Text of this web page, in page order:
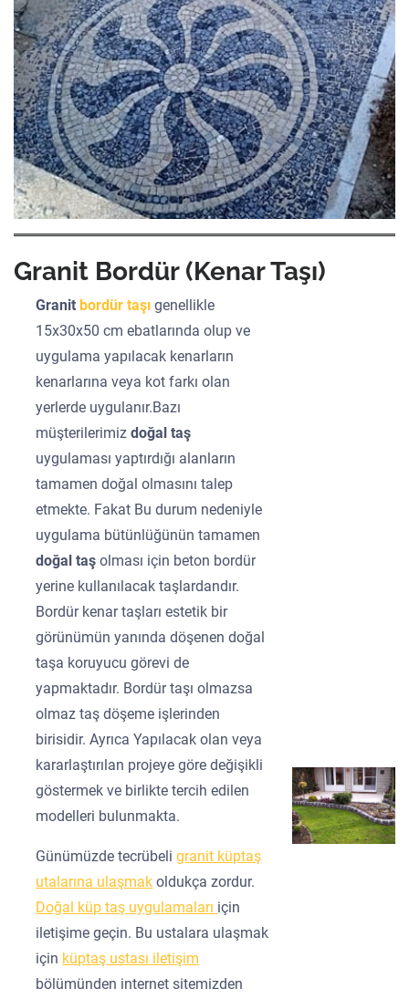
Granit Bordür (Kenar Taşı)
Granitbordür taşı genellikle
15x30x50 cm ebatlarında olup ve
uygulama yapılacak kenarların
kenarlarına veya kot farkı olan
yerlerde uygulanır.Bazı
müşterilerimizdoğal taş
uygulaması yaptırdığı alanların
tamamen doğal olmasını talep
etmekte. Fakat Bu durum nedeniyle
uygulama bütünlüğünün tamamen
doğal taşolması için beton bordür
yerine kullanılacak taşlardandır.
Bordür kenar taşları estetik bir
görünümün yanında döşenen doğal
taşa koruyucu görevi de
yapmaktadır. Bordür taşı olmazsa
olmaz taş döşeme işlerinden
birisidir. Ayrıca Yapılacak olan veya
kararlaştırılan projeye göre değişikli
göstermek ve birlikte tercih edilen
modelleri bulunmakta.
Günümüzde tecrübeligranit küptaş
utalarına ulaşmak oldukça zordur.
Doğal küp taş uygulamaları için
iletişime geçin. Bu ustalara ulaşmak
için küptaş ustası iletişim
bölümünden internet sitemizden